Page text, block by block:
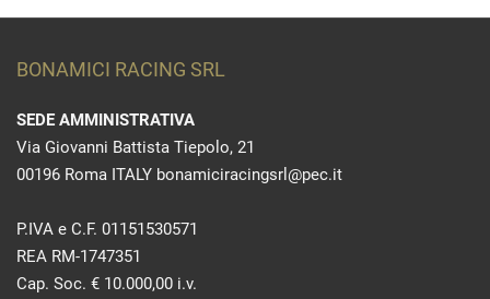
BONAMICI RACING SRL
SEDE AMMINISTRATIVA
Via Giovanni Battista Tiepolo, 21
00196 Roma ITALY bonamiciracingsrl@pec.it
P.IVA e C.F. 01151530571
REA RM-1747351
Cap. Soc. € 10.000,00 i.v.